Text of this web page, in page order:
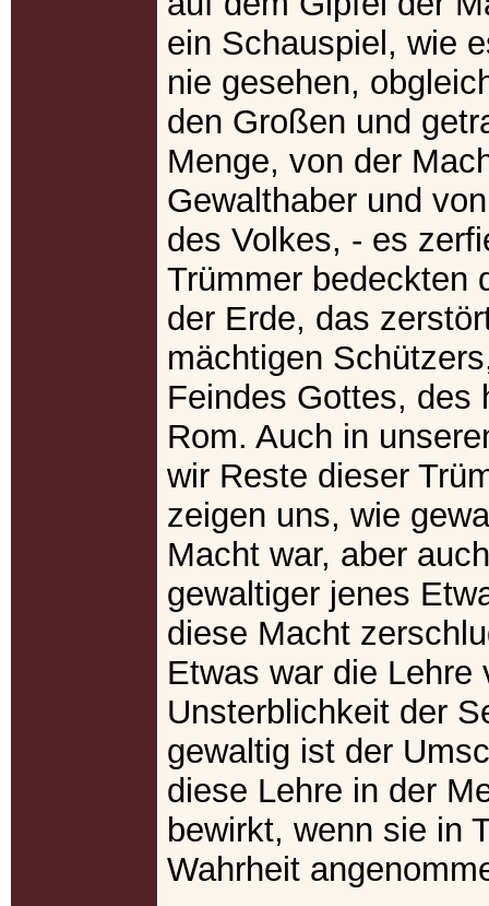
ein Schauspiel, wie
nie gesehen,
den Großen und
Menge, von der
Gewalthaber und
des Volkes, - es
Trümmer bedeckten
der Erde, das
mächtigen
Feindes Gottes, des
Rom. Auch in
wir Reste dieser
zeigen uns, wie
Macht war, aber
gewaltiger jenes
diese Macht
Etwas war die Lehre
Unsterblichkeit der
gewaltig ist der
diese Lehre in der
bewirkt, wenn sie in
Wahrheit